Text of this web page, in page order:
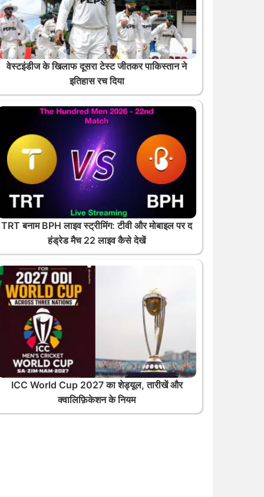
वेस्टइंडीज के खिलाफ दूसरा टेस्ट जीतकर पाकिस्तान ने
इतिहास रच दिया
TRT बनाम BPH लाइव स्ट्रीमिंग: टीवी और मोबाइल पर द
हंड्रेड मैच 22 लाइव कैसे देखें
ICC World Cup 2027 का शेड्यूल, तारीखें और
क्वालिफ़िकेशन के नियम